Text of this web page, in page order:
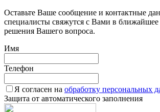
Оставьте Ваше сообщение и контактные
специалисты свяжутся с Вами в ближайшее
решения Вашего вопроса.
Имя
Телефон
Я согласен на обработку персональных
Защита от автоматического заполнения